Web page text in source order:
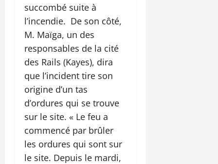
succombé suite à
l’incendie. De son côté,
M. Maïga, un des
responsables de la cité
des Rails (Kayes), dira
que l’incident tire son
origine d’un tas
d’ordures qui se trouve
sur le site. « Le feu a
commencé par brûler
les ordures qui sont sur
le site. Depuis le mardi,